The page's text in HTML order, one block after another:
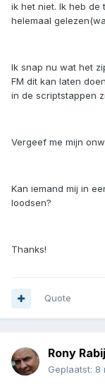
ik het niet. Ik heb de
helemaal
Ik snap nu wat het
FM dit kan laten
in de scriptstappen
Vergeef me mijn
Kan iemand mij in
loodsen?
Thanks!
Quote
Rony
Geplaatst: 8